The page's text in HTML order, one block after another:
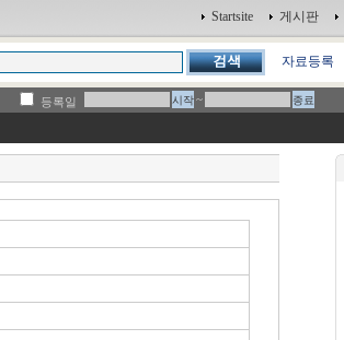
Startsite 게시판
자료등록
등록일 ~